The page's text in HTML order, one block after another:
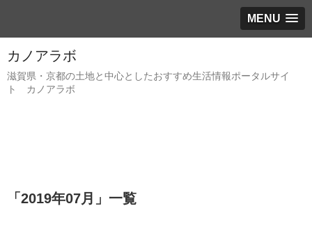
MENU
カノアラボ
滋賀県・京都の土地と中心としたおすすめ生活情報ポータルサイ
ト カノアラボ
「 2019年07月 」 一覧